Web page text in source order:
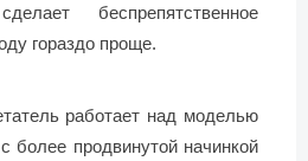
беспрепятственное
гораздо проще.
работает над моделью
более продвинутой начинкой